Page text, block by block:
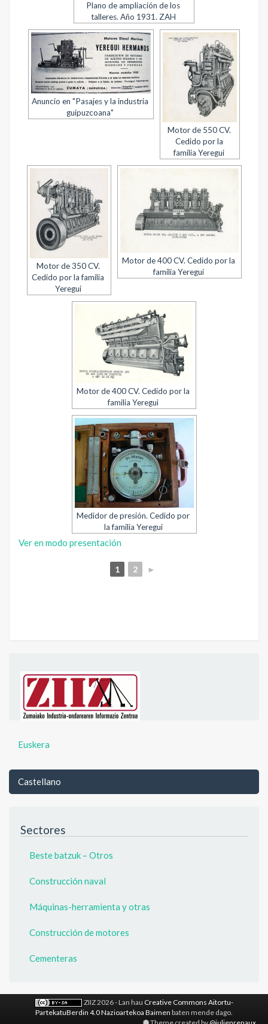
Plano de ampliación de los
talleres. Año 1931. ZAH
Anuncio en "Pasajes y la industria
guipuzcoana"
Motor de 550 CV.
Cedido por la
familia Yeregui
Motor de 350 CV.
Cedido por la familia
Yeregui
Motor de 400 CV. Cedido por la
familia Yeregui
Motor de 400 CV. Cedido por la
familia Yeregui
Medidor de presión. Cedido por
la familia Yeregui
Ver en modo presentación
1 2 ►
Euskera
Castellano
Sectores
Beste batzuk – Otros
Construcción naval
Máquinas-herramienta y otras
Construcción de motores
Cementeras
ZIIZ 2026 - Lan hau Creative Commons Aitortu-
PartekatuBerdin 4.0 Nazioartekoa Baimen baten mende dago.